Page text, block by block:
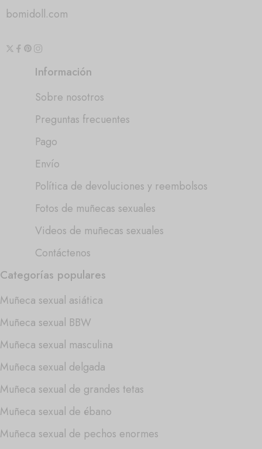
bomidoll.com
Información
Sobre nosotros
Preguntas frecuentes
Pago
Envío
Política de devoluciones y reembolsos
Fotos de muñecas sexuales
Videos de muñecas sexuales
Contáctenos
Categorías populares
Muñeca sexual asiática
Muñeca sexual BBW
Muñeca sexual masculina
Muñeca sexual delgada
Muñeca sexual de grandes tetas
Muñeca sexual de ébano
Muñeca sexual de pechos enormes